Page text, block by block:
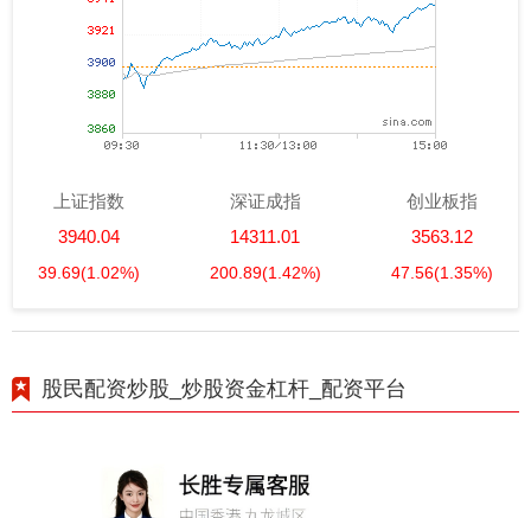
上证指数
3940.04
39.69(1.02%)
深证成指
14311.01
200.89(1.42%)
创业板指
3563.12
47.56(1.35%)
股民配资炒股_炒股资金杠杆_配资平台